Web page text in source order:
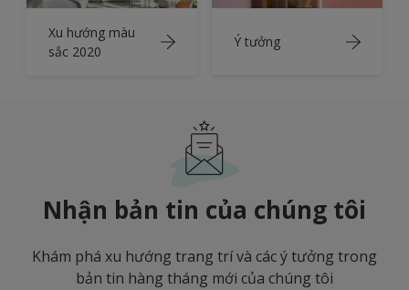
Xu hướng màu
sắc 2020
Ý tưởng
Nhận bản tin của chúng tôi
Khám phá xu hướng trang trí và các ý tưởng trong
bản tin hàng tháng mới của chúng tôi